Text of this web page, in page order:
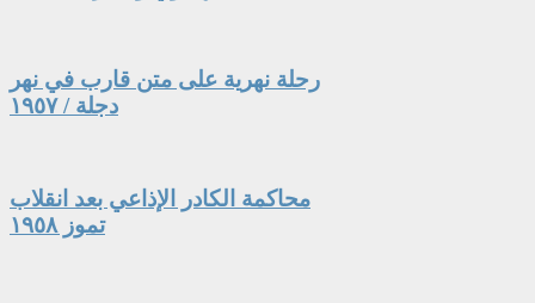
رحلة نهرية على متن قارب في نهر
دجلة / ١٩٥٧
محاكمة الكادر الإذاعي بعد انقلاب
تموز ١٩٥٨